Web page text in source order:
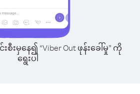
စီးမှနေ၍ “Viber Out ဖုန်းခေါ်မှု” ကို
ရွေးပါ